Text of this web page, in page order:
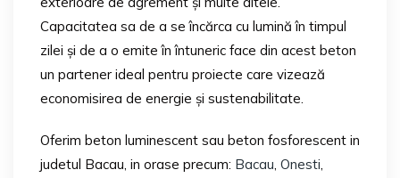
Capacitatea sa de a se încărca cu lumină în timpul
zilei și de a o emite în întuneric face din acest beton
un partener ideal pentru proiecte care vizează
economisirea de energie și sustenabilitate.
Oferim beton luminescent sau beton fosforescent in
judetul Bacau, in orase precum: Bacau Onesti